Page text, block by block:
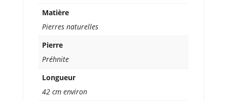
Matière
Pierres naturelles
Pierre
Préhnite
Longueur
42 cm environ